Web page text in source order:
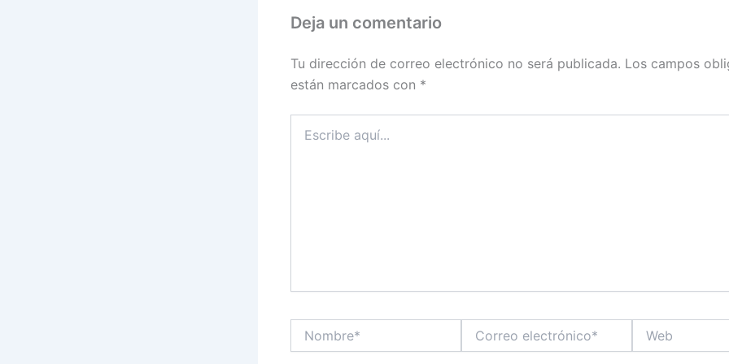
Deja un comentario
Tu dirección de correo electrónico no será publicada. Los campos
están marcados con *
aquí...
electrónico*